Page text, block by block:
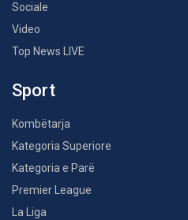
Sociale
Video
Top News LIVE
Sport
Kombëtarja
Kategoria Superiore
Kategoria e Parë
Premier League
La Liga